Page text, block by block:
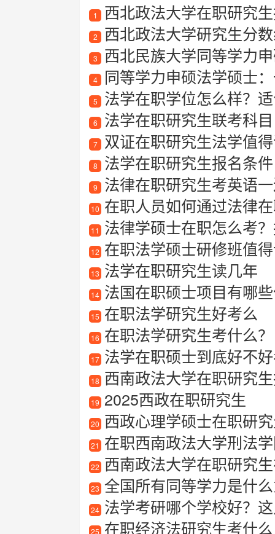
1 西北政法大学在职研究
2 西北政法大学研究生分
3 西北民族大学同等学力
4 同等学力申硕法学硕士
5 法学在职学位怎么样？适合哪
6 法学在职研究生联考科目
7 双证在职研究生法学值得
8 法学在职研究生报名条件
9 法律在职研究生考英语
10 在职人员如何通过法律
11 法律学硕士在职怎么考
12 在职法学硕士研修班值得
13 法学在职研究生读几年
14 法国在职硕士项目有哪
15 在职法学研究生好考么
16 在职法学研究生考什么？
17 法学在职硕士到底好不
18 西南政法大学在职研究生报考
19 2025西政在职研究生
20 西政心理学硕士在职研
21 在职西南政法大学刑法
22 西南政法大学在职研究
23 全国所有同等学力是什么意思
24 法学考研哪个学校好？
25 在职经济法研究生考什么